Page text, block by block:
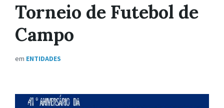
Torneio de Futebol de
Campo
em ENTIDADES